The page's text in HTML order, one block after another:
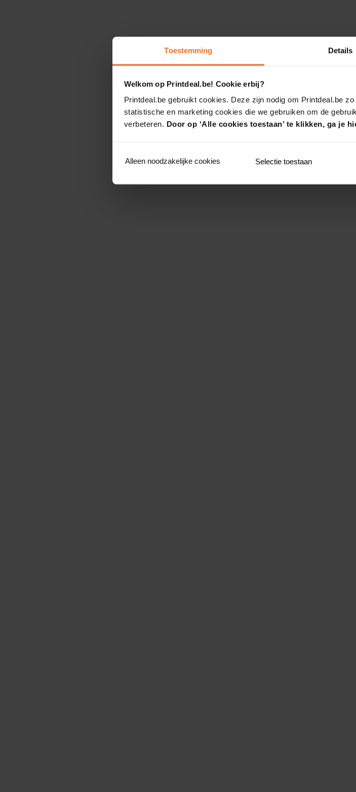
Toestemming Details
Welkom op Printdeal.be! Cookie erbij?
Printdeal.be gebruikt cookies. Deze zijn nodig om Printdeal.be
statistische en marketing cookies die we gebruiken om de
verbeteren. Door op ‘Alle cookies toestaan’ te klikken, ga je
Alleen noodzakelijke cookies Selectie toestaan